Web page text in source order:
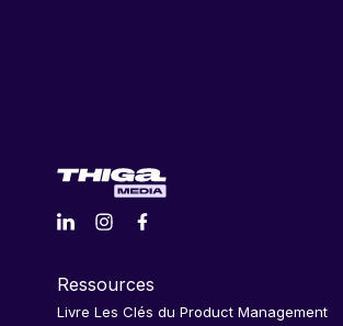
Ressources
Livre Les Clés du Product Management